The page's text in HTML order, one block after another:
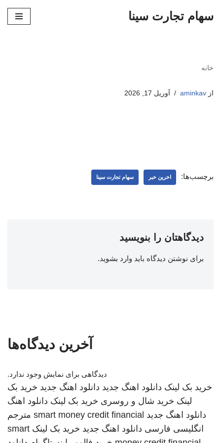
سهام تجارت سینا
خانه
از aminkav آوریل 17, 2026
برچسب‌ها: اخرین خبر سهام تجارت سینا
دیدگاهتان را بنویسید
برای نوشتن دیدگاه باید وارد بشوید.
آخرین دیدگاه‌ها
دیدگاهی برای نمایش وجود ندارد.
خرید بک لینک دانلود اهنگ جدید دانلود اهنگ جدید خرید بک
لینک خرید شال و روسری خرید بک لینک دانلود اهنگ
دانلود اهنگ جدید smart money credit financial مترجم
انگلیسی فارسی دانلود اهنگ جدید خرید بک لینک smart